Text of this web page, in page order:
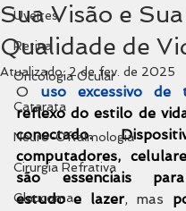
Uveítes
Retina
Oncologia Ocular
Catarata
Neuro-Oftalmologia
Cirurgia Refrativa
Glaucoma
Sua Visão e Sua
Qualidade de
Atualizado:2 de fev. de 2025
O uso excessivo de
reflexo do estilo de
conectado.
computadores,
são essenciais
estudo e lazer, mas